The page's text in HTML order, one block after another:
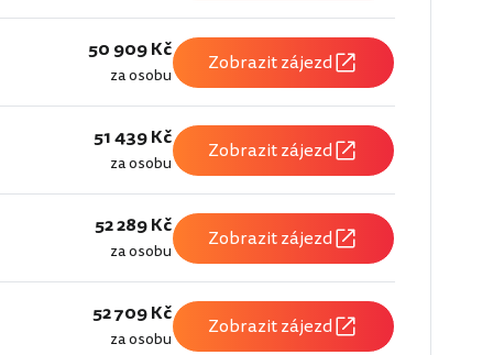
50 909 Kč
za osobu Zobrazit zájezd
51 439 Kč
za osobu Zobrazit zájezd
52 289 Kč
za osobu Zobrazit zájezd
52 709 Kč
za osobu Zobrazit zájezd